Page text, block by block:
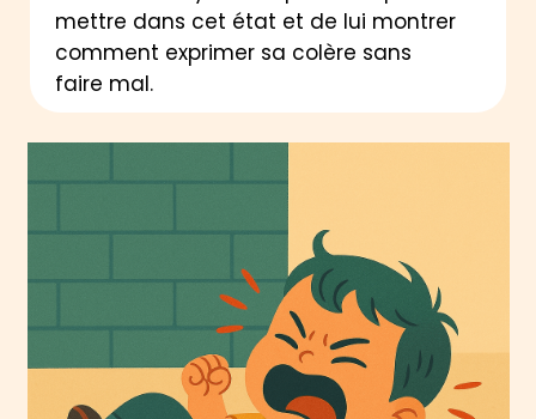
mettre dans cet état et de lui montrer
comment exprimer sa colère sans
faire mal.